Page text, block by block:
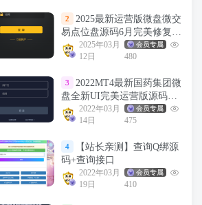
门 绝对的安全 带提币系统
没有手续费
2
2025最新运营版微盘微交
易点位盘源码6月完美修复
K+去后门+文件搭建教程
2025年03月
12日
会员专属
480
3
2022MT4最新国药集团微
盘全新UI完美运营版源码+k
线修复已去后门+详细文字
教程
2022年03月
14日
会员专属
475
4
【站长亲测】查询Q绑源
码+查询接口
2022年03月
19日
会员专属
410